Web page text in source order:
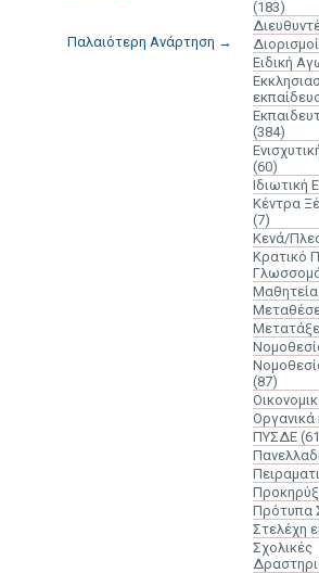
Παλαιότερη Ανάρτηση →
(183)
Διορισμοί
Ειδική
(384)
(60)
Ιδιωτική
Κέντρα
(7)
Κενά/
Κρατικό
Μαθητεία
(87)
Οργανικά
ΠΥΣΔΕ
Πρότυπα
Στελέχη
Σχολικές